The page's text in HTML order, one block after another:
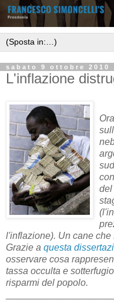
sabato 9 ottobre 2010
L'inflazione
del
l'inflazione). Un cane
Grazie a questa
osservare cosa
tassa occulta e
risparmi del popolo.